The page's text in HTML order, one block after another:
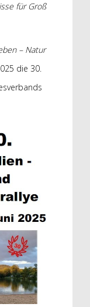
für Groß
– Natur
die 30.